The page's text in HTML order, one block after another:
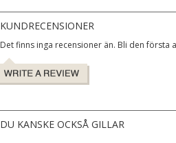
KUNDRECENSIONER
Det finns inga recensioner än. Bli den första
DU KANSKE OCKSÅ GILLAR